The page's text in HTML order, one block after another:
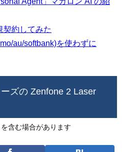
契約してみた
au/softbank)を使わずに
ズの Zenfone 2 Laser
含む場合があります